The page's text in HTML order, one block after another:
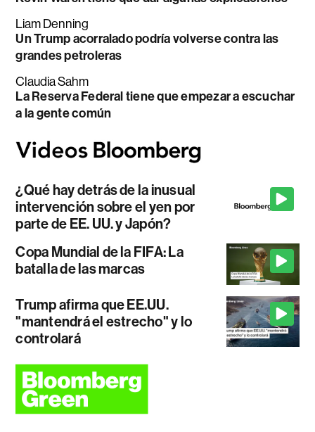
Liam Denning
Un Trump acorralado podría volverse contra las
grandes petroleras
Claudia Sahm
La Reserva Federal tiene que empezar a escuchar
a la gente común
¿Qué hay detrás de la inusual
intervención sobre el yen por
parte de EE. UU. y Japón?
Copa Mundial de la FIFA: La
batalla de las marcas
Trump afirma que EE.UU.
"mantendrá el estrecho" y lo
controlará